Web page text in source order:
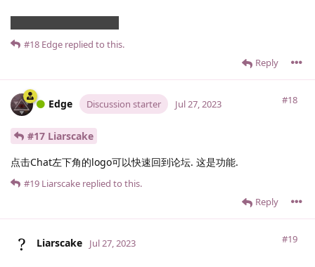
Reply
#18 Edge replied to this.
Edge Discussion starter #18
Jul 27, 2023
#17 Liarscake
点击Chat左下角的logo可以快速回到论坛. 这是功能.
Reply
#19 Liarscake replied to this.
Liarscake #19
Jul 27, 2023